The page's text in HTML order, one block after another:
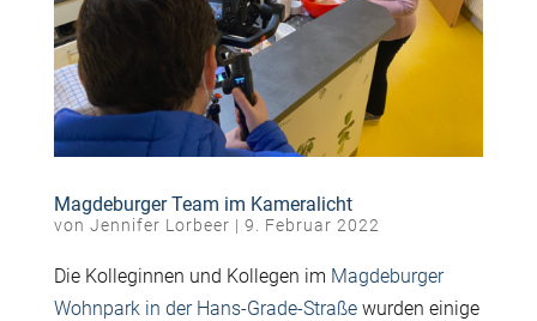
Magdeburger Team im Kameralicht
von Jennifer Lorbeer | 9. Februar 2022
Die Kolleginnen und Kollegen im Magdeburger
Wohnpark in der Hans-Grade-Straßewurden einige